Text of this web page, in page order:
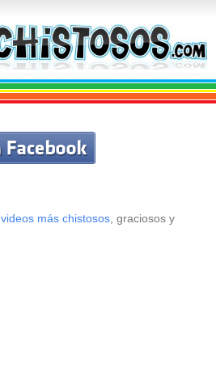
videos más chistosos, graciosos y